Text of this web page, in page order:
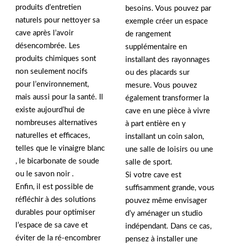
produits d’entretien
naturels pour nettoyer sa
cave après l’avoir
désencombrée. Les
produits chimiques sont
non seulement nocifs
pour l’environnement,
mais aussi pour la santé. Il
existe aujourd’hui de
nombreuses alternatives
naturelles et efficaces,
telles que le vinaigre blanc
, le bicarbonate de soude
ou le savon noir .
Enfin, il est possible de
réfléchir à des solutions
durables pour optimiser
l’espace de sa cave et
éviter de la ré-encombrer
besoins. Vous pouvez par
exemple créer un espace
de rangement
supplémentaire en
installant des rayonnages
ou des placards sur
mesure. Vous pouvez
également transformer la
cave en une pièce à vivre
à part entière en y
installant un coin salon,
une salle de loisirs ou une
salle de sport.
Si votre cave est
suffisamment grande, vous
pouvez même envisager
d’y aménager un studio
indépendant. Dans ce cas,
pensez à installer une